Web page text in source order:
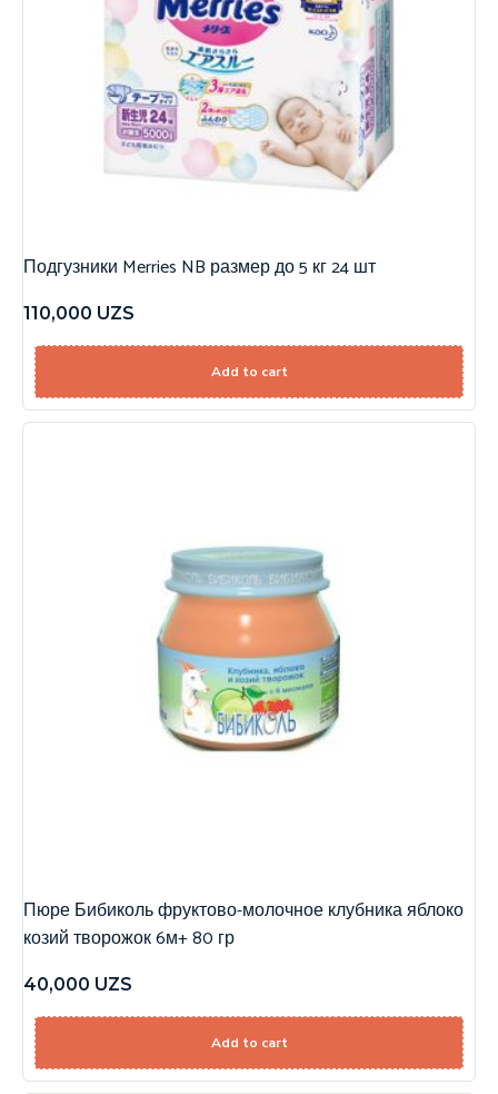
Подгузники Merries NB размер до 5 кг 24 шт
110,000 UZS
Add to cart
Пюре Бибиколь фруктово-молочное клубника яблоко
козий творожок 6м+ 80 гр
40,000 UZS
Add to cart